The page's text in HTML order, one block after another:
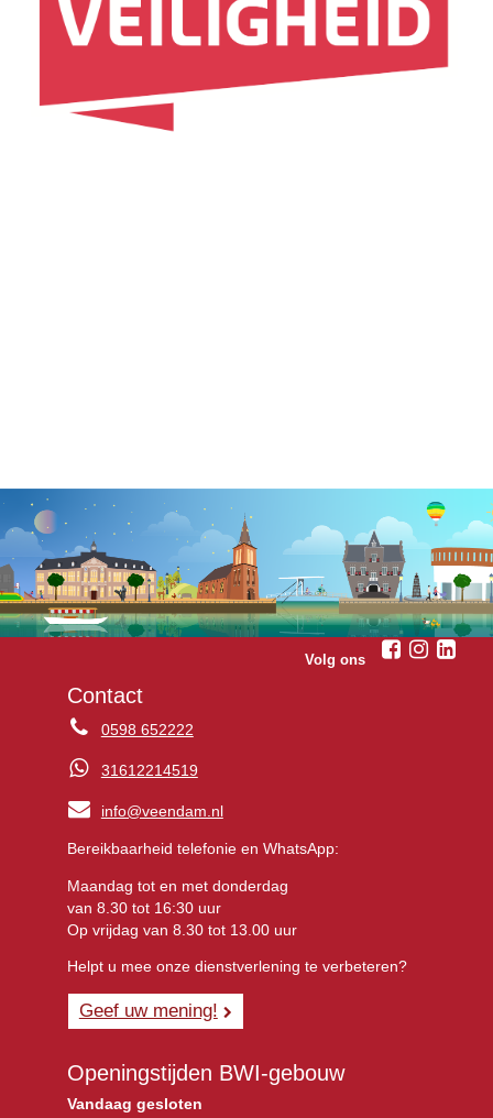
Volg ons
Contact
0598 652222
31612214519
info@veendam.nl
Bereikbaarheid telefonie en WhatsApp:
Maandag tot en met donderdag
van 8.30 tot 16:30 uur
Op vrijdag van 8.30 tot 13.00 uur
Helpt u mee onze dienstverlening te verbeteren?
Geef uw mening!
Openingstijden BWI-gebouw
Vandaag gesloten